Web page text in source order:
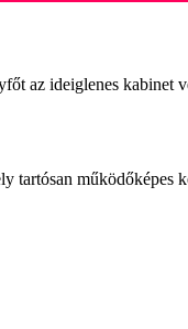
az ideiglenes kabinet
működőképes